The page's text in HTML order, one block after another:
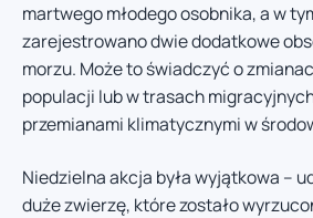
martwego młodego osobnika, a w
zarejestrowano dwie dodatkowe
morzu. Może to świadczyć o
populacji lub w trasach
przemianami klimatycznymi w
Niedzielna akcja była wyjątkowa –
duże zwierzę, które zostało